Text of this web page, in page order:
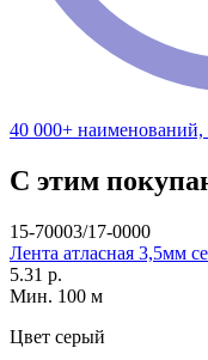
40 000+ наименований,
С этим
15-70003/17-0000
Лента атласная 3,5мм
5.31 р.
Мин. 100 м
Цвет серый